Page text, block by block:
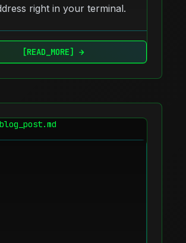
right in your terminal.
[READ_MORE] →
blog_post.md